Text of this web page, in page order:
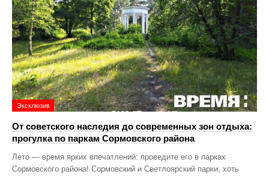
Эксклюзив
От советского наследия до современных зон отдыха:
прогулка по паркам Сормовского района
Лето — время ярких впечатлений: проведите его в парках
Сормовского района! Сормовский и Светлоярский парки, хоть